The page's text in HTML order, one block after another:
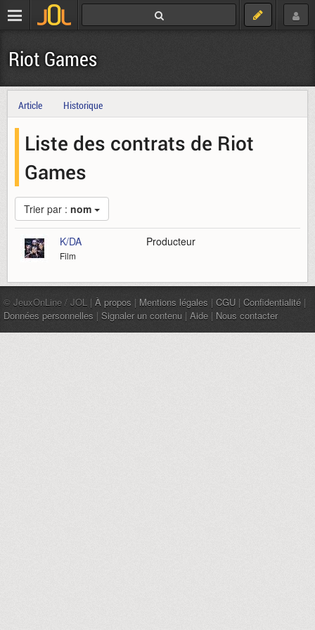
Riot Games
Article Historique
Liste des contrats de Riot
Games
Trier par : nom
K/DA
Film
Producteur
© JeuxOnLine / JOL | À propos | Mentions légales | CGU | Confidentialité |
Données personnelles | Signaler un contenu | Aide | Nous contacter